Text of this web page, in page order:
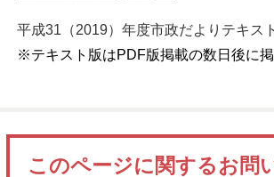
平成31（2019）年度市政だよりテキス
※テキスト版はPDF版掲載の数日後に掲
このページに関するお問